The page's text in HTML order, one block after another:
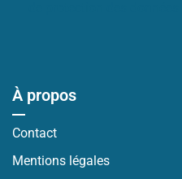
À propos
Contact
Mentions légales